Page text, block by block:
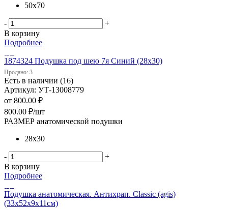
50х70
-
+
В корзину
Подробнее
1874324 Подушка под шею 7я Синий (28х30)
Продано: 3
Есть в наличии (16)
Артикул: УТ-13008779
от 800.00 ₽
800.00 ₽/шт
РАЗМЕР анатомической подушки
28х30
-
+
В корзину
Подробнее
Подушка анатомическая. Антихрап. Classic (agis)
(33х52х9х11см)